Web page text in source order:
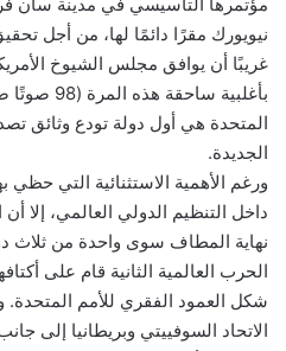
مؤتمرها التأسيسي في مدينة سان
نيويورك مقرًا دائمًا لها، من أجل
غريبًا أن يوافق مجلس الشيوخ
بأغلبية
المتحدة هي أول دولة تودع وثائق
الجديدة.
ورغم الأهمية الاستثنائية التي حظي
داخل التنظيم الدولي العالمي، إلا
نهاية المطاف سوى واحدة من ثلاث
الحرب العالمية الثانية قام على
شكل العمود الفقري للأمم
الاتحاد السوفييتي وبريطانيا إلى